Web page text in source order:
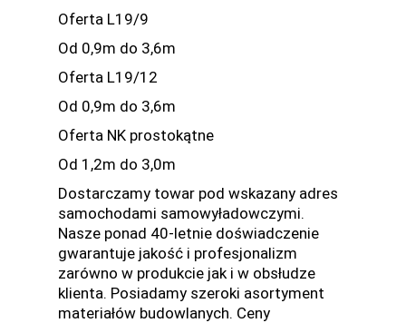
Oferta L19/9
Od 0,9m do 3,6m
Oferta L19/12
Od 0,9m do 3,6m
Oferta NK prostokątne
Od 1,2m do 3,0m
Dostarczamy towar pod wskazany adres
samochodami samowyładowczymi.
Nasze ponad 40-letnie doświadczenie
gwarantuje jakość i profesjonalizm
zarówno w produkcie jak i w obsłudze
klienta. Posiadamy szeroki asortyment
materiałów budowlanych. Ceny